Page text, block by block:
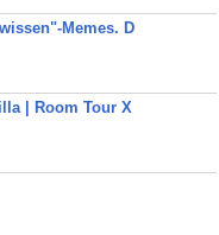
Memes. D
| Room Tour X